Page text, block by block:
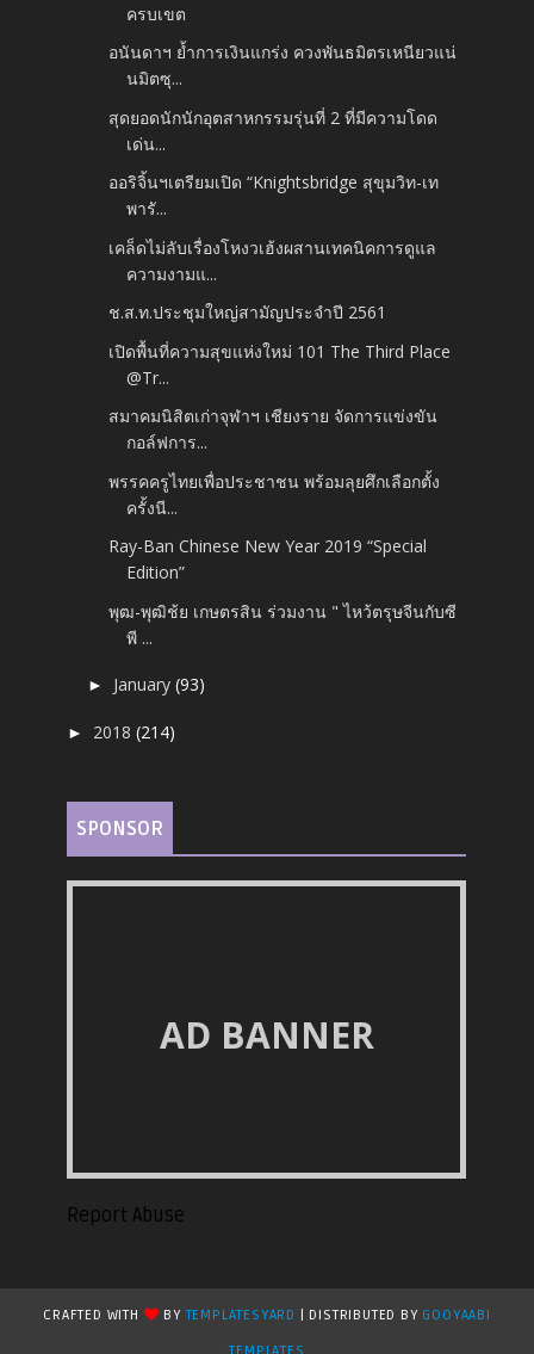
ครบเขต
อนันดาฯ ย้ำการเงินแกร่ง ควงพันธมิตรเหนียวแน่
นมิตซุ...
สุดยอดนักนักอุตสาหกรรมรุ่นที่ 2 ที่มีความโดด
เด่น...
ออริจิ้นฯเตรียมเปิด “Knightsbridge สุขุมวิท-เท
พารั...
เคล็ดไม่ลับเรื่องโหงวเฮ้งผสานเทคนิคการดูแล
ความงามแ...
ช.ส.ท.ประชุมใหญ่สามัญประจำปี 2561
เปิดพื้นที่ความสุขแห่งใหม่ 101 The Third Place
@Tr...
สมาคมนิสิตเก่าจุฬาฯ เชียงราย จัดการแข่งขัน
กอล์ฟการ...
พรรคครูไทยเพื่อประชาชน พร้อมลุยศึกเลือกตั้ง
ครั้งนี...
Ray-Ban Chinese New Year 2019 “Special
Edition”
พุฒ-พุฒิช้ย เกษตรสิน ร่วมงาน " ไหว้ตรุษจีนกับซี
พี ...
► January(93)
► 2018(214)
SPONSOR
AD BANNER
Report Abuse
CRAFTED WITH BYTEMPLATESYARD | DISTRIBUTED BY GOOYAABI